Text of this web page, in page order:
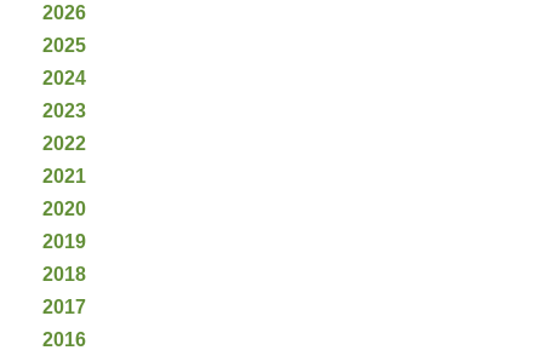
2026
2025
2024
2023
2022
2021
2020
2019
2018
2017
2016